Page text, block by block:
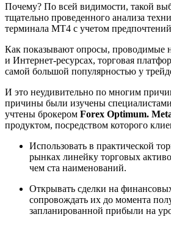
Почему? По всей видимости, такой
тщательно проведенного анализа
терминала МТ4 с учетом
Как показывают опросы, проводимые
и Интернет-ресурсах, торговая
самой большой популярностью у
И это неудивительно по многим
причины были изучены
учтены брокером Forex Optimum.
продуктом, посредством которого
Использовать в практической
рынках линейку торговых
чем ста наименований.
Открывать сделки на
сопровождать их до момента
запланированной прибыли на